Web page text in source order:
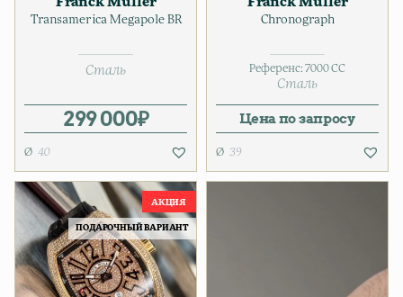
Transamerica Megapole BR
Сталь
299 000₽
40
Chronograph
Референс: 7000 CC
Сталь
Цена по запросу
39
ПОДАРОЧНЫЙ ВАРИАНТ